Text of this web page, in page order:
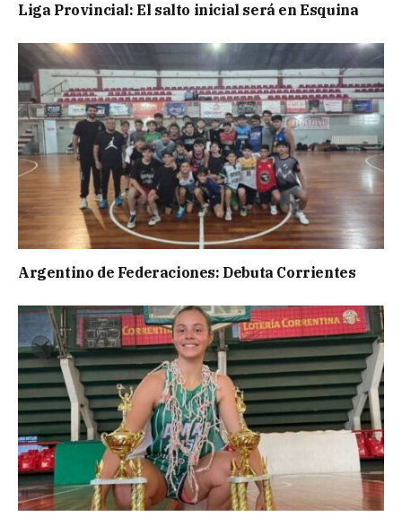
Liga Provincial: El salto inicial será en Esquina
Argentino de Federaciones: Debuta Corrientes